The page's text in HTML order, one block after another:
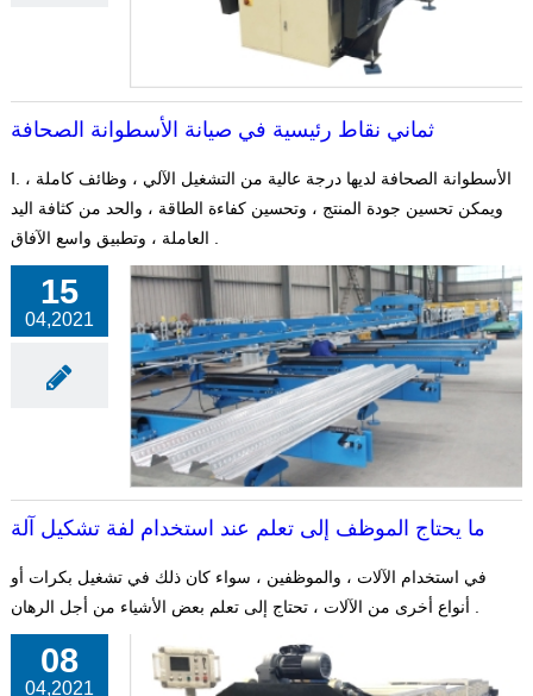
ثماني نقاط رئيسية في صيانة الأسطوانة الصحافة
Ⅰ. الأسطوانة الصحافة لديها درجة عالية من التشغيل الآلي ، وظائف كاملة ،
ويمكن تحسين جودة المنتج ، وتحسين كفاءة الطاقة ، والحد من كثافة اليد
العاملة ، وتطبيق واسع الآفاق .
15
04,2021
ما يحتاج الموظف إلى تعلم عند استخدام لفة تشكيل آلة
في استخدام الآلات ، والموظفين ، سواء كان ذلك في تشغيل بكرات أو
08
04,2021